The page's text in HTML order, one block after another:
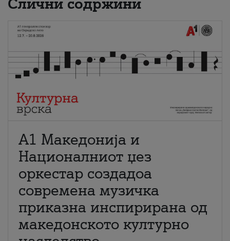
Слични содржини
А1 Македонија и
Националниот џез
оркестар создадоа
современа музичка
приказна инспирирана од
македонското културно